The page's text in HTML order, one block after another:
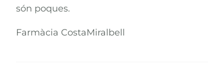
són poques.
Farmàcia CostaMiralbell